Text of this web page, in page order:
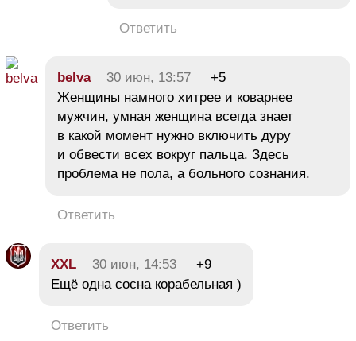
Ответить
belva 30 июн, 13:57
+5
Женщины намного хитрее и коварнее
мужчин, умная женщина всегда знает
в какой момент нужно включить дуру
и обвести всех вокруг пальца. Здесь
проблема не пола, а больного сознания.
Ответить
XXL 30 июн, 14:53
+9
Ещё одна сосна корабельная )
Ответить